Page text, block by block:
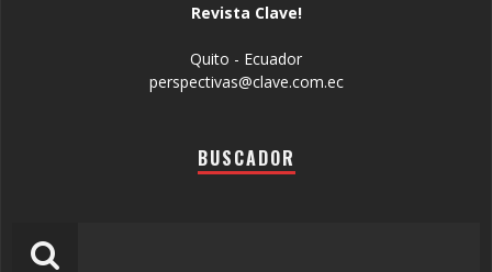
Revista Clave!
Quito - Ecuador
perspectivas@clave.com.ec
BUSCADOR